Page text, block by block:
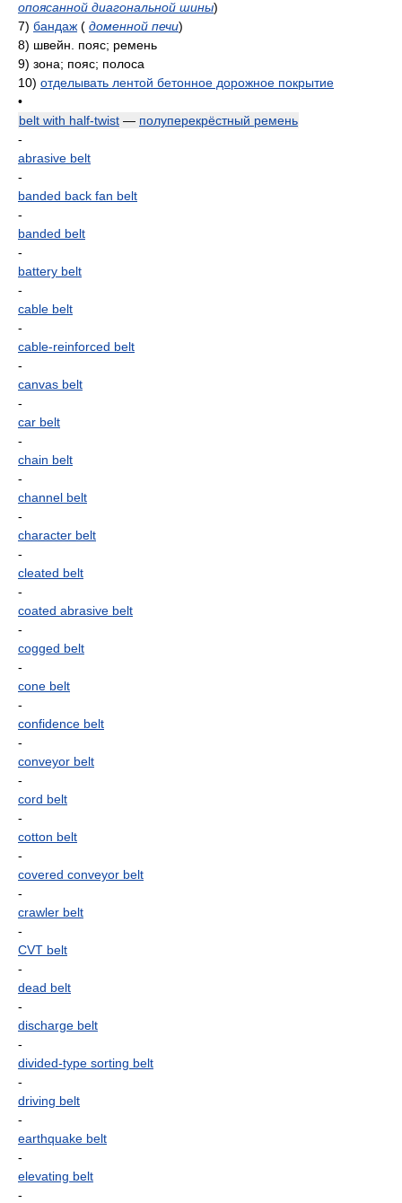
опоясанной диагональной шины)
7) бандаж ( доменной печи)
8) швейн. пояс; ремень
9) зона; пояс; полоса
10) отделывать лентой бетонное дорожное покрытие
•
belt with half-twist — полуперекрёстный ремень
-
abrasive belt
-
banded back fan belt
-
banded belt
-
battery belt
-
cable belt
-
cable-reinforced belt
-
canvas belt
-
car belt
-
chain belt
-
channel belt
-
character belt
-
cleated belt
-
coated abrasive belt
-
cogged belt
-
cone belt
-
confidence belt
-
conveyor belt
-
cord belt
-
cotton belt
-
covered conveyor belt
-
crawler belt
-
CVT belt
-
dead belt
-
discharge belt
-
divided-type sorting belt
-
driving belt
-
earthquake belt
-
elevating belt
-